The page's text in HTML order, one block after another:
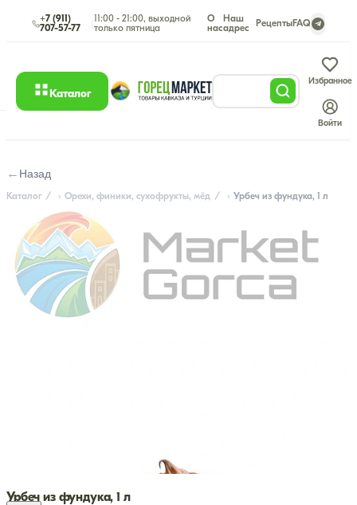
+7 (911)
707-57-77
11:00 - 21:00, выходной
только пятница
О
нас
Наш
адрес
РецептыFAQ
Каталог
Избранное
Войти
← Назад
Каталог Орехи, финики, сухофрукты, мёд Урбеч из фундука, 1 л
Урбеч из фундука, 1 л